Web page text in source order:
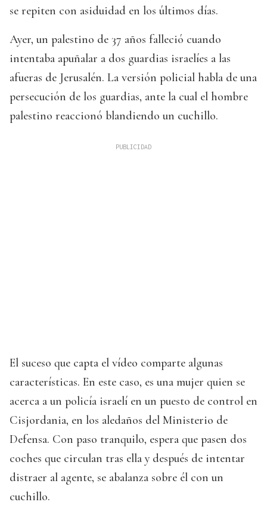
se repiten con asiduidad en los últimos días.
Ayer, un palestino de 37 años falleció cuando
intentaba apuñalar a dos guardias israelíes a las
afueras de Jerusalén. La versión policial habla de una
persecución de los guardias, ante la cual el hombre
palestino reaccionó blandiendo un cuchillo.
El suceso que capta el vídeo comparte algunas
características. En este caso, es una mujer quien se
acerca a un policía israelí en un puesto de control en
Cisjordania, en los aledaños del Ministerio de
Defensa. Con paso tranquilo, espera que pasen dos
coches que circulan tras ella y después de intentar
distraer al agente, se abalanza sobre él con un
cuchillo.